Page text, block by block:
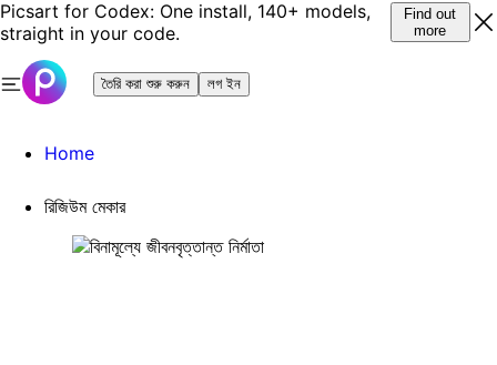
Picsart for Codex: One install, 140+ models,
straight in your code.
Find out
more
তৈরি করা শুরু করুন লগ ইন
Home
রিজিউম মেকার